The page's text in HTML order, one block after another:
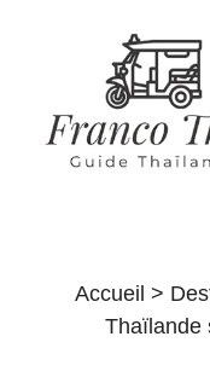
Accueil >